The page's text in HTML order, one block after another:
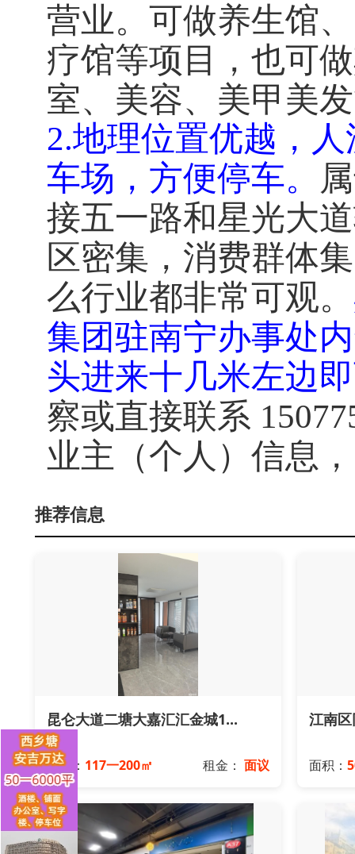
营业。可做养生馆、
疗馆等项目
，也可
室、美容、美甲美
2.地理位置优越，
车场，方便停车。
接五一路和星光大
区密集，消费群体
么行业都非常可观。
集团驻南宁办事处内
头进来十几米左边
察或直接联系
业主（个人）信息
推荐信息
昆仑大道二塘大嘉汇汇金城1...
面积： 117一200㎡ 租金： 面议
江南
面积：